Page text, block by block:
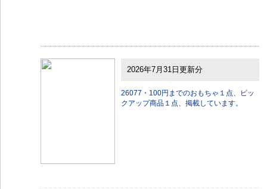
2026年7月31日更新分
26077・100円までのおもちゃ１点、ピッ
クアップ商品１点、掲載しています。